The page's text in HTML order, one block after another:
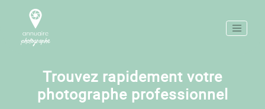
Trouvez rapidement votre
photographe professionnel